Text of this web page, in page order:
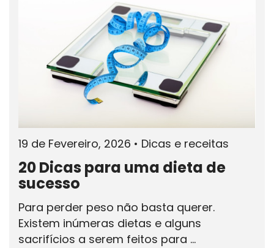
19 de Fevereiro, 2026 • Dicas e receitas
20 Dicas para uma dieta de
sucesso
Para perder peso não basta querer.
Existem inúmeras dietas e alguns
sacrifícios a serem feitos para ...